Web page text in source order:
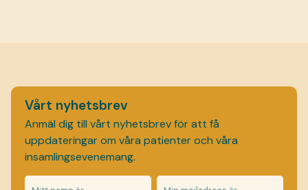
Vårt nyhetsbrev
Anmäl dig till vårt nyhetsbrev för att få
uppdateringar om våra patienter och våra
insamlingsevenemang.